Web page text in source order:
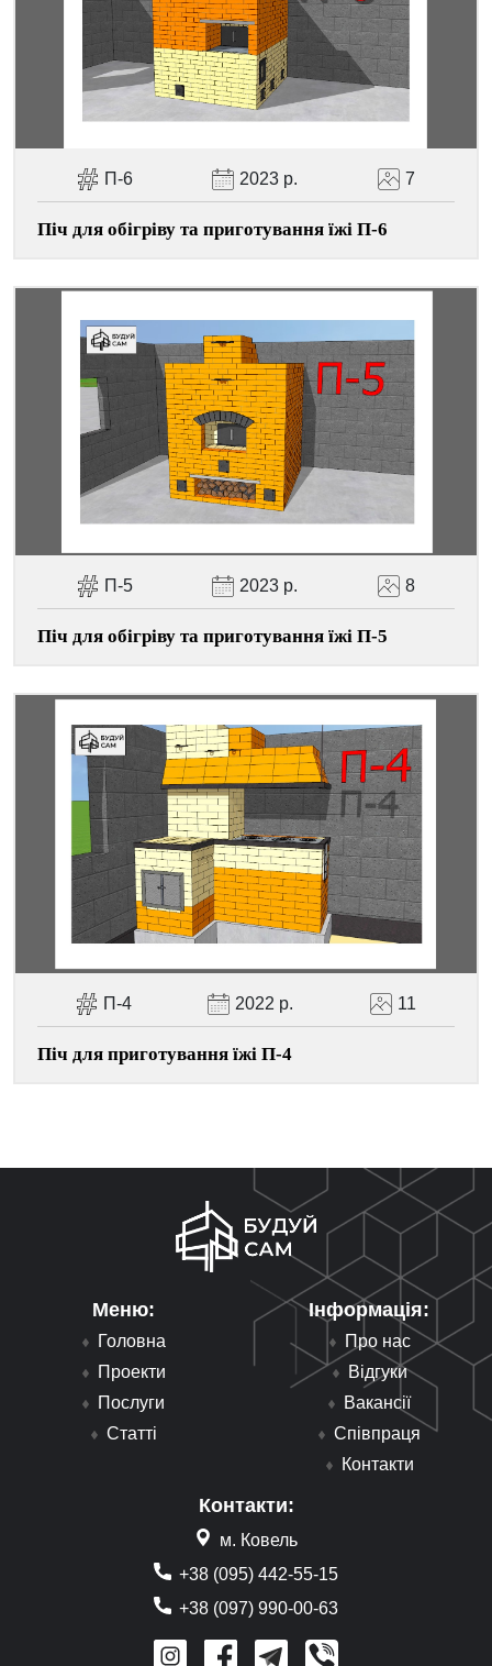
П-6 2023 р. 7
Піч для обігріву та приготування їжі П-6
П-5 2023 р. 8
Піч для обігріву та приготування їжі П-5
П-4 2022 р. 11
Піч для приготування їжі П-4
Меню:
Головна
Проекти
Послуги
Статті
Інформація:
Про нас
Відгуки
Вакансії
Співпраця
Контакти
Контакти:
м. Ковель
+38 (095) 442-55-15
+38 (097) 990-00-63